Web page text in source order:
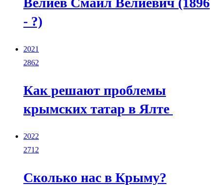
- ?)
2021
2862
Как решают проблемы
крымских татар в Ялте
2022
2712
Сколько нас в Крыму?